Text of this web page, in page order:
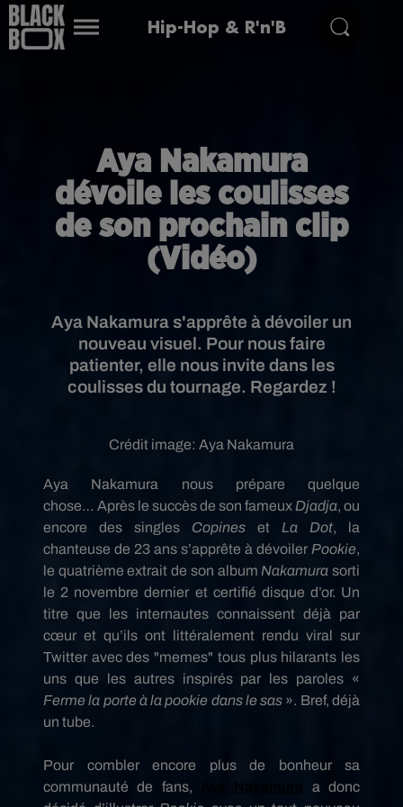
Hip-Hop & R'n'B
Aya Nakamura
dévoile les coulisses
de son prochain clip
(Vidéo)
Aya Nakamura s'apprête à dévoiler un
nouveau visuel. Pour nous faire
patienter, elle nous invite dans les
coulisses du tournage. Regardez !
Crédit image: Aya Nakamura
Aya Nakamura
nous prépare quelque
chose… Après le succès de son fameux Djadja, ou
encore des singles Copines et La Dot, la
chanteuse de 23 ans s’apprête à dévoiler Pookie,
le quatrième extrait de son album Nakamura sorti
le 2 novembre dernier et certifié disque d’or. Un
titre que les internautes connaissent déjà par
cœur et qu’ils ont littéralement rendu viral sur
Twitter avec des "memes" tous plus hilarants les
uns que les autres inspirés par les paroles «
Ferme la porte à lapookie dans le sas ». Bref, déjà
un tube.
Pour combler encore plus de bonheur sa
communauté de fans,
a donc